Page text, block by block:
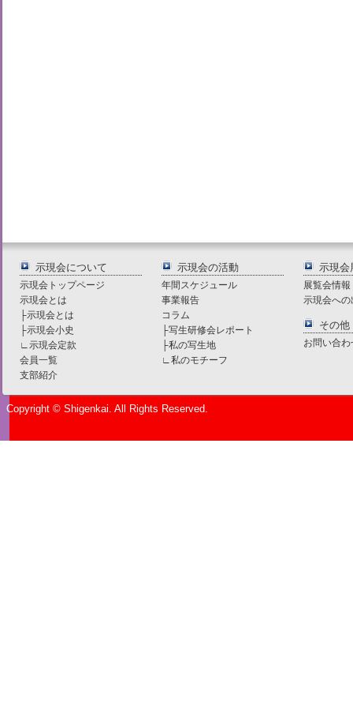
示現会について
示現会トップページ
示現会とは
├示現会とは
├示現会小史
∟ 示現会定款
会員一覧
支部紹介
示現会の活動
年間スケジュール
事業報告
コラム
├写生研修会レポート
├私の写生地
∟ 私のモチーフ
示現会
展覧会情報
示現会へ
その他
お問い合
Copyright © Shigenkai. All Rights Reserved.